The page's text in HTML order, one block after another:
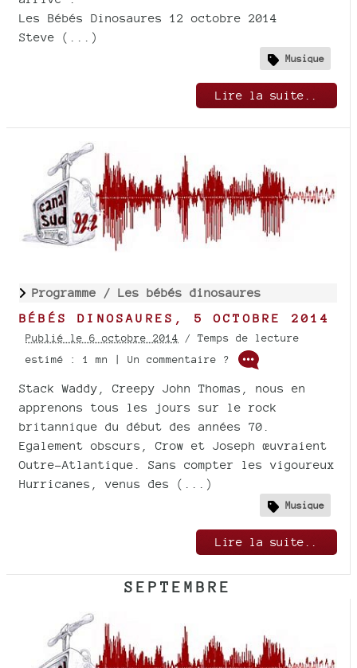
Les Bébés Dinosaures 12 octobre 2014
Steve (...)
Musique
Lire la suite..
Programme / Les bébés dinosaures
BÉBÉS DINOSAURES, 5 OCTOBRE 2014
Publié le 6 octobre 2014 / Temps de lecture
estimé : 1 mn | Un commentaire ?
Stack Waddy, Creepy John Thomas, nous en
apprenons tous les jours sur le rock
britannique du début des années 70.
Egalement obscurs, Crow et Joseph œuvraient
Outre-Atlantique. Sans compter les vigoureux
Hurricanes, venus des (...)
Musique
Lire la suite..
SEPTEMBRE